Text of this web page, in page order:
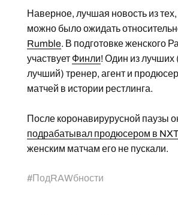
Наверное, лучшая новость из
можно было ожидать
Rumble. В подготовке женского
участвует Финли! Один из лучших
лучший) тренер, агент и
матчей в истории рестлинга.
После коронавирурусной паузы
подрабатывал продюсером в NXT
женским матчам его не пускали.
#ПодRAWбности